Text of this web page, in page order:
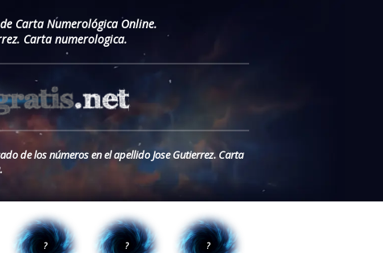
Carta Numerológica Online.
Carta numerologica.
de los números en el apellido Jose Gutierrez. Carta